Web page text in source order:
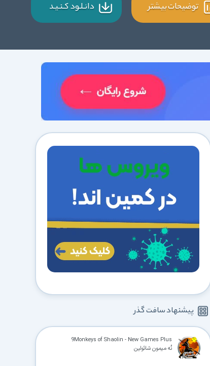
توضیحات بیشتر دانـلـود کـنـیـد
پیشنهاد سافت گذر
9Monkeys of Shaolin - New Games Plus
نُه میمون شائولین